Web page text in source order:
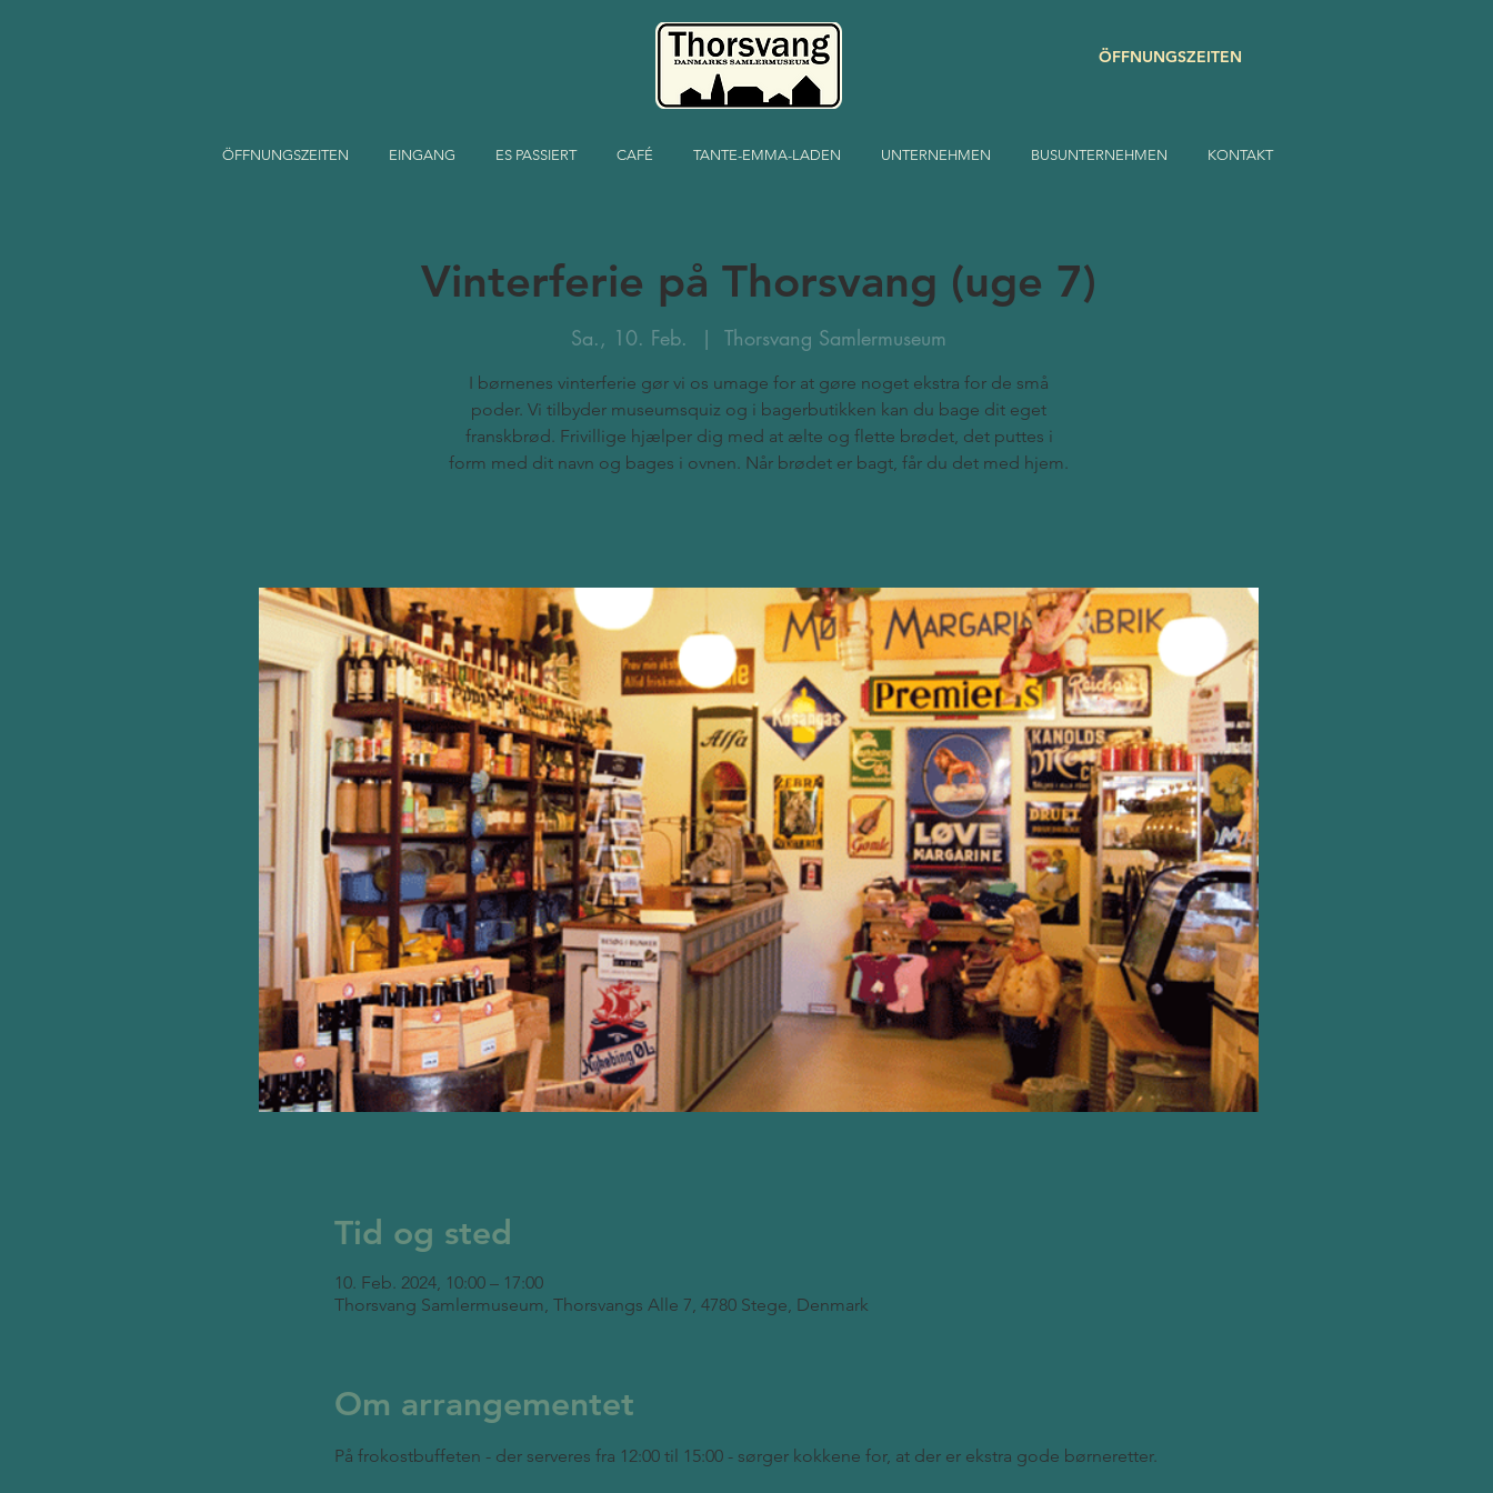
ÖFFNUNGSZEITEN
ÖFFNUNGSZEITEN EINGANG ES PASSIERT CAFÉ TANTE-EMMA-LADEN UNTERNEHMEN BUSUNTERNEHMEN KONTAKT
Vinterferie på Thorsvang (uge 7)
Sa., 10. Feb.
  |
Thorsvang Samlermuseum
I børnenes vinterferie gør vi os umage for at gøre noget ekstra for de små
poder. Vi tilbyder museumsquiz og i bagerbutikken kan du bage dit eget
franskbrød. Frivillige hjælper dig med at ælte og flette brødet, det puttes i
form med dit navn og bages i ovnen. Når brødet er bagt, får du det med hjem.
Tid og sted
10. Feb. 2024, 10:00 – 17:00
Thorsvang Samlermuseum, Thorsvangs Alle 7, 4780 Stege, Denmark
Om arrangementet
På frokostbuffeten - der serveres fra 12:00 til 15:00 - sørger kokkene for, at der er ekstra gode børneretter.